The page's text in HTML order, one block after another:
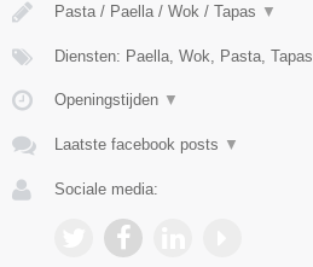
Pasta / Paella / Wok / Tapas ▼
Diensten: Paella, Wok, Pasta, Tapas
Openingstijden ▼
Laatste facebook posts ▼
Sociale media: